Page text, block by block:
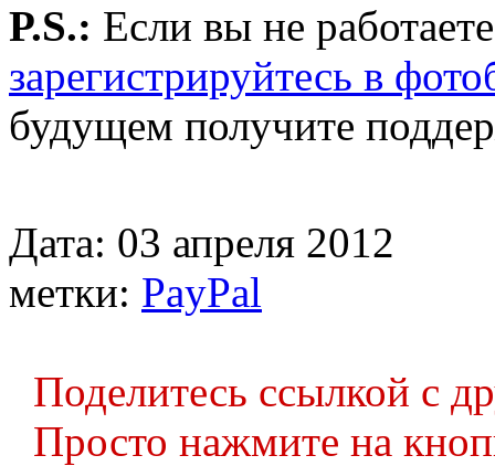
P.S.: Если вы не
зарегистрируйтесь в
будущем получите
Дата: 03 апреля 2012
метки: PayPal
Поделитесь ссылкой с
Просто нажмите на